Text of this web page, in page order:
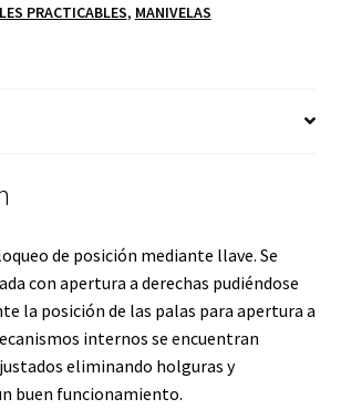
PRACTICABLES, MANIVELAS
de posición mediante llave. Se
con apertura a derechas pudiéndose
la posición de las palas para apertura a
internos se encuentran
eliminando holguras y
buen funcionamiento.